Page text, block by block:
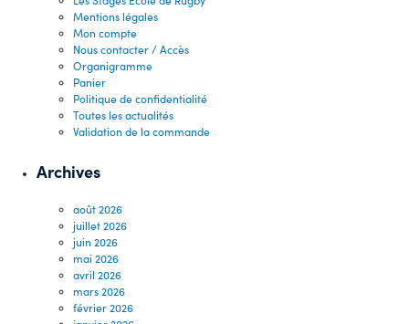
Mentions légales
Mon compte
Nous contacter / Accès
Organigramme
Panier
Politique de confidentialité
Toutes les actualités
Validation de la commande
Archives
août 2026
juillet 2026
juin 2026
mai 2026
avril 2026
mars 2026
février 2026